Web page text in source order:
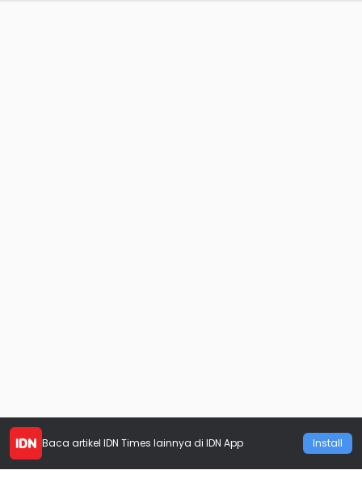
Baca artikel IDN Times lainnya di IDN App Install